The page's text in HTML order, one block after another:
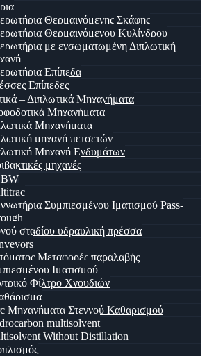
Θερμαινόμενης Σκάφης
Θερμαινόμενου Κυλίνδρου
με ενσωματωμένη Διπλωτική
Επίπεδα
Επίπεδες
– Διπλωτικά Μηχανήματα
Μηχανήματα
Μηχανήματα
μηχανή πετσετών
Μηχανή Ενδυμάτων
μηχανές
Συμπιεσμένου Ιματισμού Pass-
σταδίου υδραυλική πρέσσα
Μεταφορές παραλαβής
Ιματισμού
Φίλτρο Χνουδιών
Μηχανήματα Στεγνού Καθαρισμού
multisolvent
Without Distillation